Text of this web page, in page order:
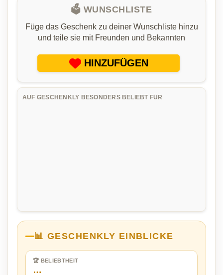
🗳️ WUNSCHLISTE
Füge das Geschenk zu deiner Wunschliste hinzu
und teile sie mit Freunden und Bekannten
HINZUFÜGEN
AUF GESCHENKLY BESONDERS BELIEBT FÜR
📊 GESCHENKLY EINBLICKE
🏆 BELIEBTHEIT
…